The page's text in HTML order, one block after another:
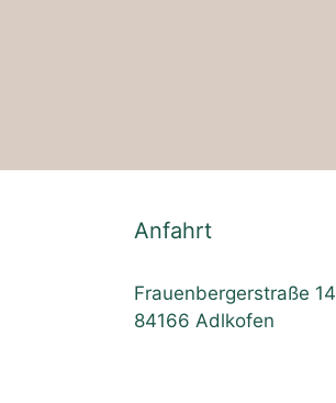
Anfahrt
Frauenbergerstraße 14
84166 Adlkofen